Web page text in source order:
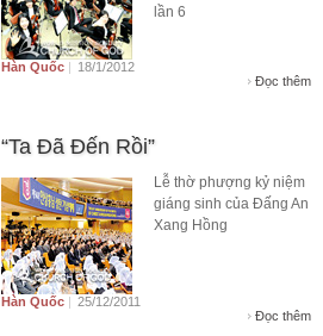
lần 6
Hàn Quốc | 18/1/2012
Đọc thêm
“Ta Đã Đến Rồi”
Lễ thờ phượng kỷ niệm
giáng sinh của Đấng An
Xang Hồng
Hàn Quốc | 25/12/2011
Đọc thêm